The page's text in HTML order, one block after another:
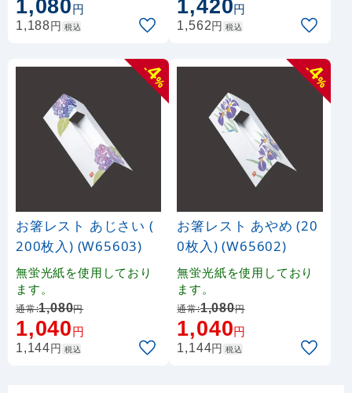
1,080円
1,188円 税込
1,420円
1,562円 税込
-
4
%
お箸レスト あじさい (
200枚入) (W65603)
無蛍光紙を使用しており
ます。
通常:1,080円
1,040円
1,144円 税込
-
4
%
お箸レスト あやめ (20
0枚入) (W65602)
無蛍光紙を使用しており
ます。
通常:1,080円
1,040円
1,144円 税込